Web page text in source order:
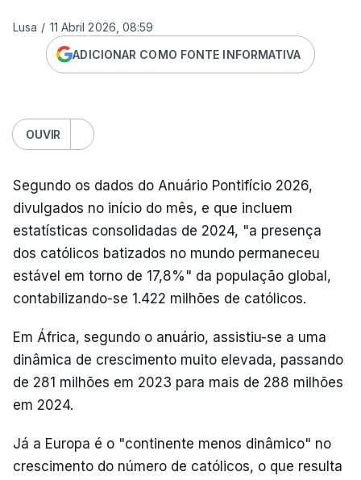
Lusa / 11 Abril 2026, 08:59
ADICIONAR COMO FONTE INFORMATIVA
OUVIR
Segundo os dados do Anuário Pontifício 2026,
divulgados no início do mês, e que incluem
estatísticas consolidadas de 2024, "a presença
dos católicos batizados no mundo permaneceu
estável em torno de 17,8%" da população global,
contabilizando-se 1.422 milhões de católicos.
Em África, segundo o anuário, assistiu-se a uma
dinâmica de crescimento muito elevada, passando
de 281 milhões em 2023 para mais de 288 milhões
em 2024.
Já a Europa é o "continente menos dinâmico" no
crescimento do número de católicos, o que resulta